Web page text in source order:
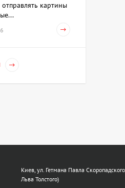
Алексей
359 600 UAH
картины
Киев, ул. Гетмана Павла
Льва Толстого)